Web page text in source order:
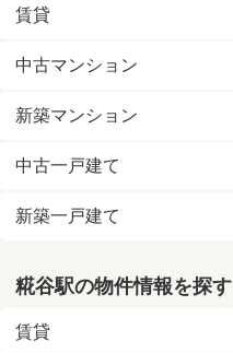
賃貸
中古マンション
新築マンション
中古一戸建て
新築一戸建て
糀谷駅の物件情報を探す
賃貸